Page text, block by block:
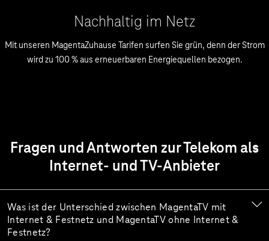
Nachhaltig im Netz
Mit unseren MagentaZuhause Tarifen surfen Sie grün, denn der Strom
wird zu 100 % aus erneuerbaren Energiequellen bezogen.
Fragen und Antworten zur Telekom als
Internet- und TV-Anbieter
Was ist der Unterschied zwischen MagentaTV mit
Internet & Festnetz und MagentaTV ohne Internet &
Festnetz?